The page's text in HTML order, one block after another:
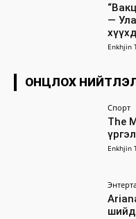
—
Enkhjin
ОНЦЛОХ
Спорт
The
Enkhjin